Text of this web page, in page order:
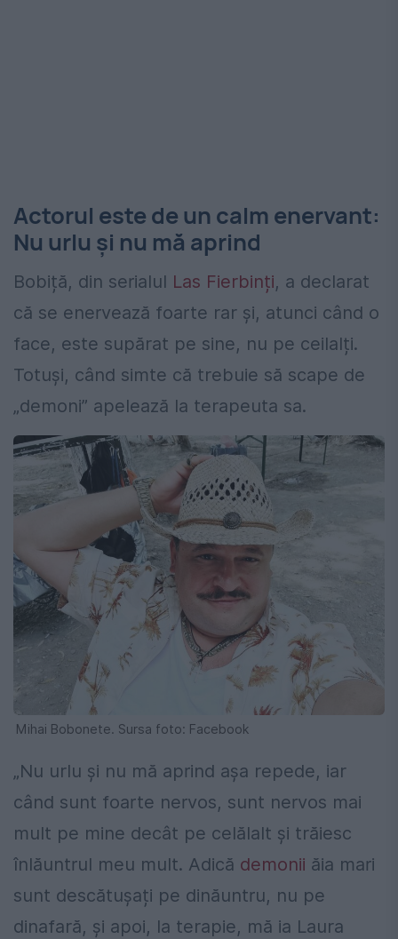
Actorul este de un calm enervant:
Nu urlu și nu mă aprind
Bobiță, din serialul Las Fierbinți, a declarat
că se enervează foarte rar și, atunci când o
face, este supărat pe sine, nu pe ceilalți.
Totuși, când simte că trebuie să scape de
„demoni” apelează la terapeuta sa.
Mihai Bobonete. Sursa foto: Facebook
„Nu urlu și nu mă aprind așa repede, iar
când sunt foarte nervos, sunt nervos mai
mult pe mine decât pe celălalt și trăiesc
înlăuntrul meu mult. Adică demonii ăia mari
sunt descătușați pe dinăuntru, nu pe
dinafară, și apoi, la terapie, mă ia Laura